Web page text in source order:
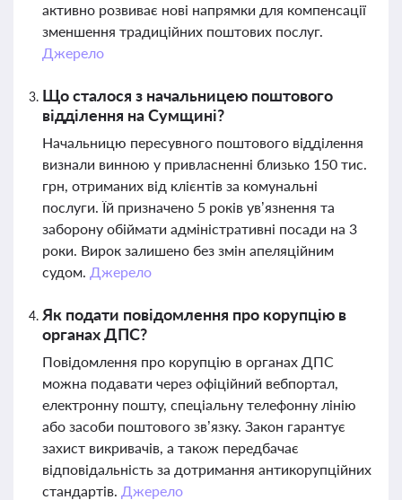
активно розвиває нові напрямки для компенсації
зменшення традиційних поштових послуг.
Джерело
Що сталося з начальницею поштового
відділення на Сумщині?
Начальницю пересувного поштового відділення
визнали винною у привласненні близько 150 тис.
грн, отриманих від клієнтів за комунальні
послуги. Їй призначено 5 років ув’язнення та
заборону обіймати адміністративні посади на 3
роки. Вирок залишено без змін апеляційним
судом. Джерело
Як подати повідомлення про корупцію в
органах ДПС?
Повідомлення про корупцію в органах ДПС
можна подавати через офіційний вебпортал,
електронну пошту, спеціальну телефонну лінію
або засоби поштового зв’язку. Закон гарантує
захист викривачів, а також передбачає
відповідальність за дотримання антикорупційних
стандартів. Джерело